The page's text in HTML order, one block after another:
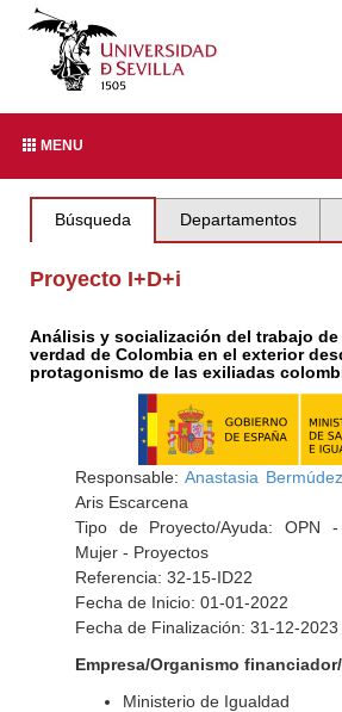
MENU
Búsqueda Departamentos
Proyecto I+D+i
Análisis y socialización del trabajo
verdad de Colombia en el exterior
protagonismo de las exiliadas
Responsable: Anastasia
Aris Escarcena
Tipo de Proyecto/Ayuda: OPN
Mujer - Proyectos
Referencia: 32-15-ID22
Fecha de Inicio: 01-01-2022
Fecha de Finalización: 31-12-2023
Empresa/Organismo
Ministerio de Igualdad